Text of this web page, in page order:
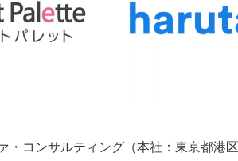
コンサルティング（本社：東京都港